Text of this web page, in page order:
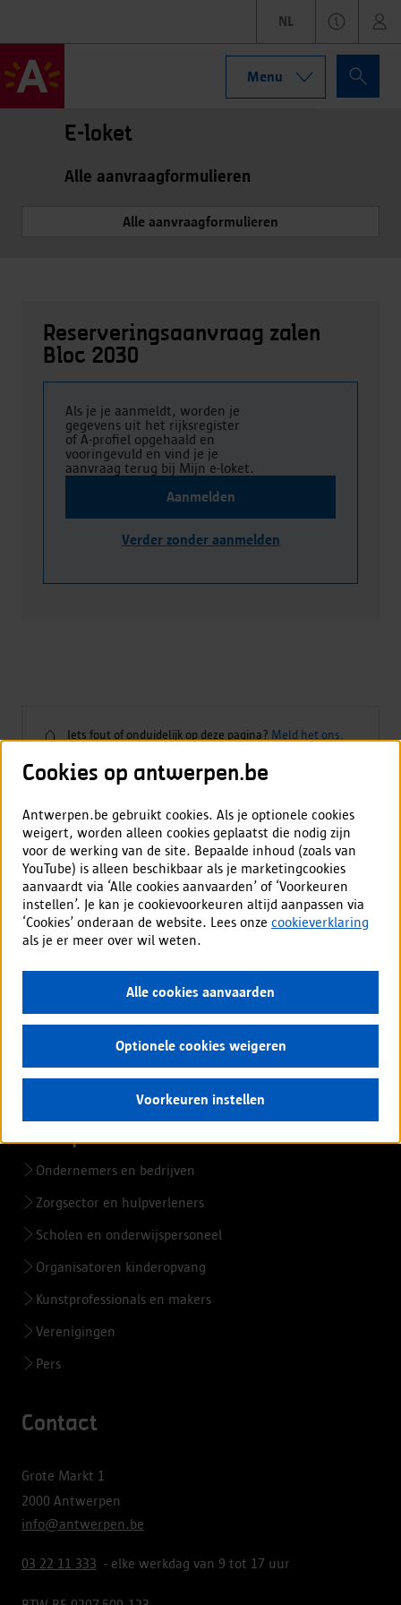
NL
Menu
Cookies op antwerpen.be
Antwerpen.be gebruikt cookies. Als je optionele cookies
weigert, worden alleen cookies geplaatst die nodig zijn
voor de werking van de site. Bepaalde inhoud (zoals van
YouTube) is alleen beschikbaar als je marketingcookies
aanvaardt via ‘Alle cookies aanvaarden’ of ‘Voorkeuren
instellen’. Je kan je cookievoorkeuren altijd aanpassen via
‘Cookies’ onderaan de website. Lees onze cookieverklaring
als je er meer over wil weten.
Alle cookies aanvaarden
Optionele cookies weigeren
Voorkeuren instellen
E-loket
Alle aanvraagformulieren
Alle aanvraagformulieren
Reserveringsaanvraag zalen
Bloc 2030
Als je je aanmeldt, worden je
gegevens uit het rijksregister
of A-profiel opgehaald en
vooringevuld en vind je je
aanvraag terug bij Mijn e-loket.
Aanmelden
Verder zonder aanmelden
Iets
fout
onduidelijk
op
deze
pagina?
Iets fout of onduidelijk op deze pagina? Meld het ons.
stad Antwerpen
Meld overlast of probleem
Aanvraag of afspraak
Vacatures
Mijn Antwerpen app
Ondernemers en bedrijven
Zorgsector en hulpverleners
Scholen en onderwijspersoneel
Organisatoren kinderopvang
Kunstprofessionals en makers
Verenigingen
Pers
Contact
Grote Markt 1
2000 Antwerpen
info@antwerpen.be
03 22 11 333 - elke werkdag van 9 tot 17 uur